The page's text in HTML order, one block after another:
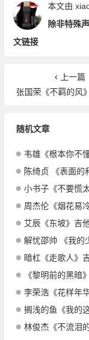
本文由
除非特殊
文链接
上一篇
张国荣《不羁的风》吉他谱G调
随机文章
韦雄《根本你不
陈绮贞 《表面的
小书子《不要慌
周杰伦《烟花易
艾辰《东坡》吉
解忧邵帅 《我的
暗杠《走歌人》
《黎明前的黑暗
李荣浩《花样年
搁浅的鱼《我的
林俊杰《不流泪